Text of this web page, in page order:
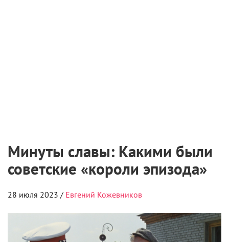
Минуты славы: Какими были
советские «короли эпизода»
28 июля 2023 / Евгений Кожевников